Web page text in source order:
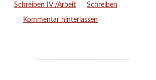
Kategorien
Schreiben IV /Arbeit Schlagwörter
Schreiben
Kommentar hinterlassen